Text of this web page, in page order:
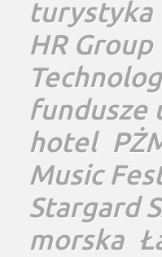
turystyka
HR Group
fundusze
hotel
Music
Stargard
morska